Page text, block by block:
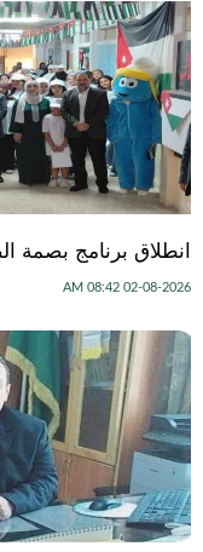
انطلاق برنامج بصمة الصيفي
02-08-2026 08:42 AM